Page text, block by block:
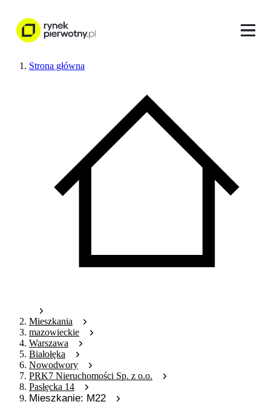
Strona główna
Mieszkania
mazowieckie
Warszawa
Białołęka
Nowodwory
PRK7 Nieruchomości Sp. z o.o.
Pasłęcka 14
Mieszkanie: M22